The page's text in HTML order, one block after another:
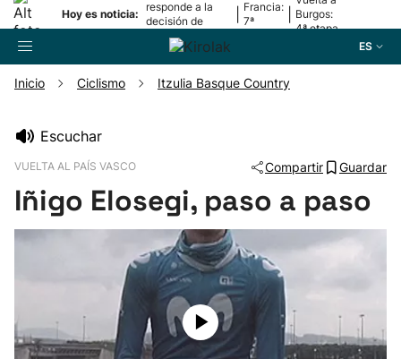
Hoy es noticia:
responde a la
decisión de
Oriamendi
Francia:
7ª
Burgos:
4ª etapa
ES
Pelota
Baloncesto
Inicio Ciclismo Itzulia Basque Country
Escuchar
VUELTA AL PAÍS VASCO Compartir Guardar
Iñigo Elosegi, paso a paso